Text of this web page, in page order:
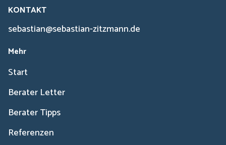
KONTAKT
sebastian@sebastian-zitzmann.de
Mehr
Start
Berater Letter
Berater Tipps
Referenzen